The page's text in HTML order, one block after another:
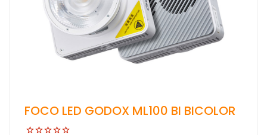
FOCO LED GODOX ML100 BI BICOLOR